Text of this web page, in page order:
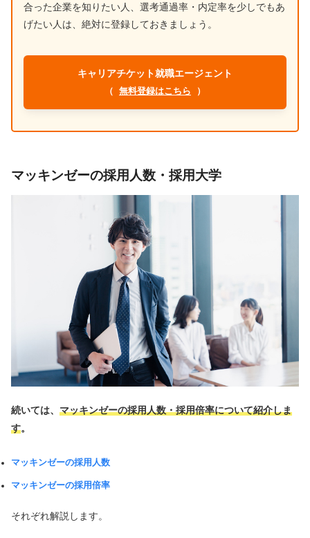
合った企業を知りたい人、選考通過率・内定率を少しでもあ
げたい人は、絶対に登録しておきましょう。
キャリアチケット就職エージェント
（ 無料登録はこちら ）
マッキンゼーの採用人数・採用大学
続いては、 マッキンゼーの採用人数・採用倍率について紹介しま
す。
マッキンゼーの採用人数
マッキンゼーの採用倍率
それぞれ解説します。